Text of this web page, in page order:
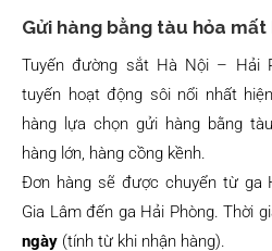
Gửi hàng bằng tàu hỏa mất
Tuyến đường sắt Hà Nội – Hải
tuyến hoạt động sôi nổi nhất
hàng lựa chọn gửi hàng bằng
hàng lớn, hàng cồng kềnh.
Đơn hàng sẽ được chuyển từ ga
Gia Lâm đến ga Hải Phòng. Thời
ngày (tính từ khi nhận hàng).